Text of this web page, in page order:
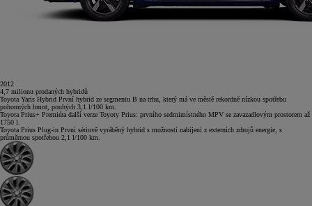
2012
4,7 milionu prodaných hybridů
Toyota Yaris Hybrid První hybrid ze segmentu B na trhu, který má ve městě rekordně nízkou spotřebu
pohonných hmot, pouhých 3,1 l/100 km.
Toyota Prius+ Premiéra další verze Toyoty Prius: prvního sedmimístného MPV se zavazadlovým prostorem až
1750 l.
Toyota Prius Plug-in První sériově vyráběný hybrid s možností nabíjení z externích zdrojů energie, s
průměrnou spotřebou 2,1 l/100 km.